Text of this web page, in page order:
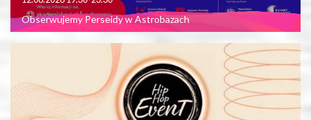
Obserwujemy Perseidy w Astrobazach